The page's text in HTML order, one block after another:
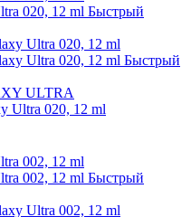
Быстрый
Быстрый
ULTRA
Ultra 020, 12 ml
Быстрый